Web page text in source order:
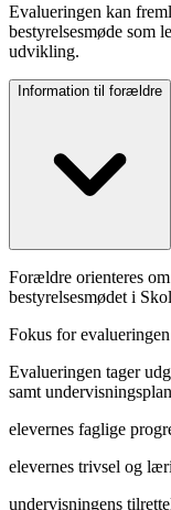
Evalueringen kan
bestyrelsesmøde som
udvikling.
Information til forældre
Forældre orienteres
bestyrelsesmødet i
Fokus for evalueringen
Evalueringen tager
samt
elevernes faglige
elevernes trivsel og
undervisningens